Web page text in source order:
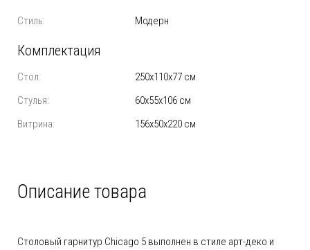
Стиль: Модерн
Комплектация
Стол:
250х110х77 см
Стулья:
60х55х106 см
Витрина:
156х50х220 см
Описание товара
Столовый гарнитур Chicago 5 выполнен в стиле арт-деко и